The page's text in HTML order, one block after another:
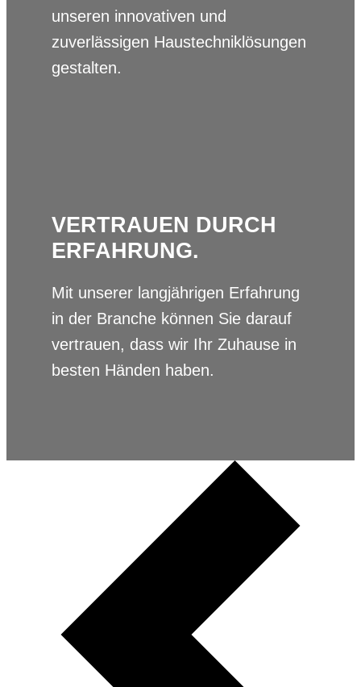
unseren innovativen und
zuverlässigen Haustechniklösungen
gestalten.
VERTRAUEN DURCH
ERFAHRUNG.
Mit unserer langjährigen Erfahrung
in der Branche können Sie darauf
vertrauen, dass wir Ihr Zuhause in
besten Händen haben.